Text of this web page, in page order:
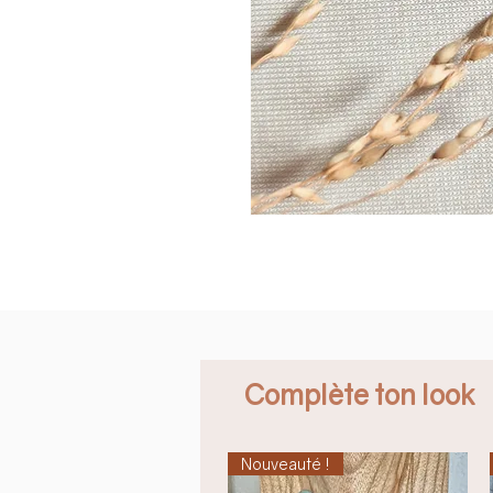
Complète ton look
Nouveauté !